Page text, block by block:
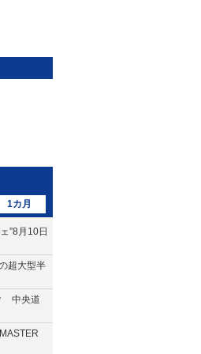
1カ月
”8月10日
超大型半
中央道